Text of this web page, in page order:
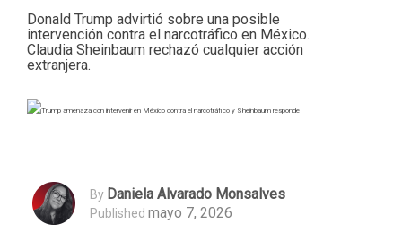
Donald Trump advirtió sobre una posible
intervención contra el narcotráfico en México.
Claudia Sheinbaum rechazó cualquier acción
extranjera.
By Daniela Alvarado Monsalves
Published mayo 7, 2026